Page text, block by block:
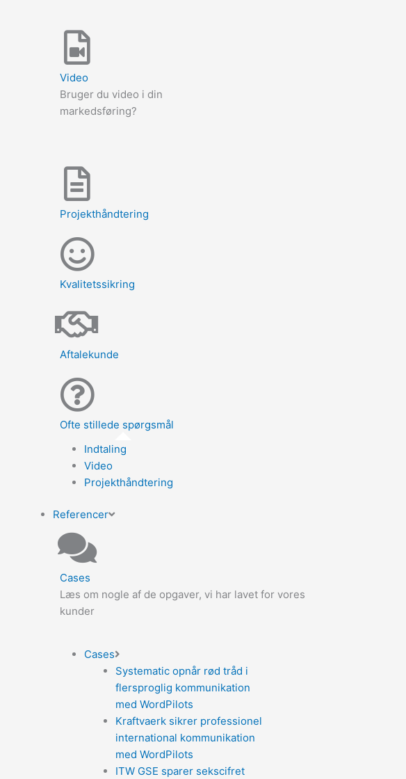
Video
Bruger du video i din
markedsføring?
Projekthåndtering
Kvalitetssikring
Aftalekunde
Ofte stillede spørgsmål
Indtaling
Video
Projekthåndtering
Referencer
Cases
Læs om nogle af de opgaver, vi har lavet for vores
kunder
Cases
Systematic opnår rød tråd i
flersproglig kommunikation
med WordPilots
Kraftvaerk sikrer professionel
international kommunikation
med WordPilots
ITW GSE sparer sekscifret